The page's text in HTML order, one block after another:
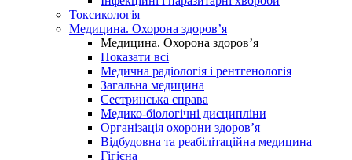
Токсикологія
Медицина. Охорона здоров’я
Медицина. Охорона здоров’я
Показати всі
Медична радіологія і рентгенологія
Загальна медицина
Сестринська справа
Медико-біологічні дисципліни
Організація охорони здоров’я
Відбудовна та реабілітаційна медицина
Гігієна